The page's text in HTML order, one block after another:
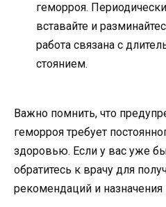
геморроя.
вставайте и
работа связана с
стоянием.
Важно помнить, что
геморроя требует
здоровью. Если у вас уже
обратитесь к врачу для
рекомендаций и